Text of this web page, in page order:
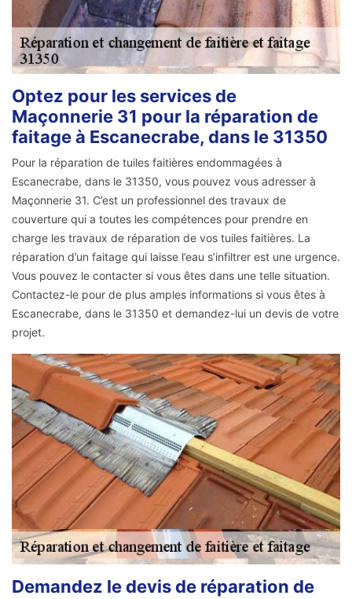
Optez pour les services de
Maçonnerie 31 pour la réparation de
faitage à Escanecrabe, dans le 31350
Pour la réparation de tuiles faitières endommagées à
Escanecrabe, dans le 31350, vous pouvez vous adresser à
Maçonnerie 31. C’est un professionnel des travaux de
couverture qui a toutes les compétences pour prendre en
charge les travaux de réparation de vos tuiles faitières. La
réparation d’un faitage qui laisse l’eau s’infiltrer est une urgence.
Vous pouvez le contacter si vous êtes dans une telle situation.
Contactez-le pour de plus amples informations si vous êtes à
Escanecrabe, dans le 31350 et demandez-lui un devis de votre
projet.
Demandez le devis de réparation de